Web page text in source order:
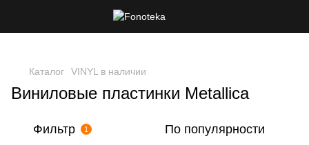
Каталог VINYL в наличии
Виниловые пластинки Metallica
Фильтр 1 По популярности